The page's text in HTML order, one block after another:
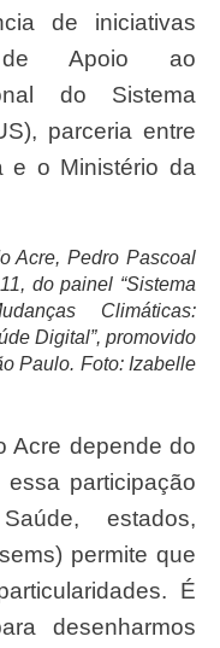
de iniciativas
Apoio ao
do Sistema
parceria entre
e o Ministério da
Acre, Pedro Pascoal
do painel “Sistema
Climáticas:
Digital”, promovido
Paulo. Foto: Izabelle
participação
estados,
permite que
É
desenharmos